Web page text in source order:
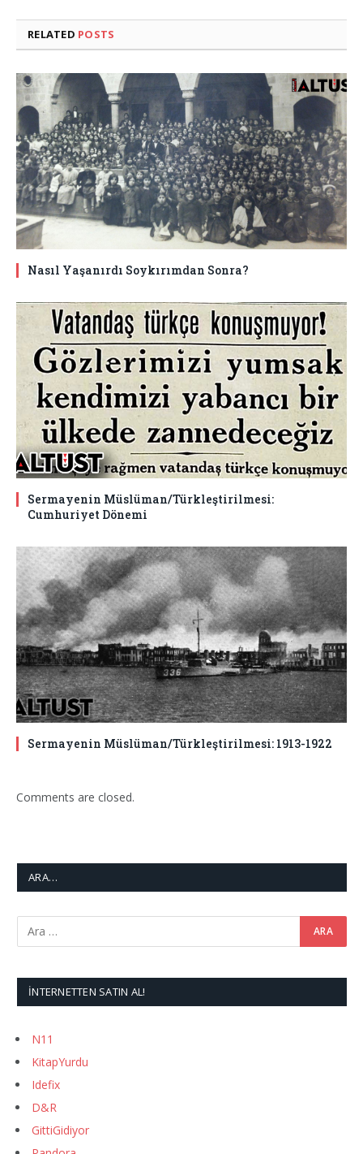
RELATED POSTS
Nasıl Yaşanırdı Soykırımdan Sonra?
Sermayenin Müslüman/Türkleştirilmesi:
Cumhuriyet Dönemi
Sermayenin Müslüman/Türkleştirilmesi: 1913-1922
Comments are closed.
ARA…
İNTERNETTEN SATIN AL!
N11
KitapYurdu
Idefix
D&R
GittiGidiyor